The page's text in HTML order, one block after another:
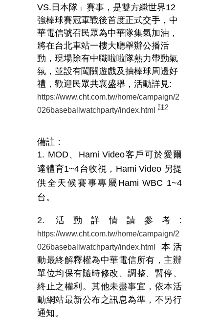
VS. 日本隊」賽事，是雙方繼世界12
強棒球賽冠軍戰後首度正式交手，中
華電信號召民眾為中華隊集氣加油，
將在台北車站一樓大廳舉辦公播活
動，現場除有中職啦啦隊熱力帶動氣
氛，並設有闖關遊戲及抽棒球周邊好
禮，歡迎民眾共襄盛舉，活動詳見:
https://www.cht.com.tw/home/campaign/2
026baseballwatchparty/index.html 註2
備註：
1. MOD、 Hami Video客戶可於愛爾
達體育1~4台收視， Hami Video 另提
供全天候賽事專屬 Hami WBC 1~4
台。
2. 活動詳情請參考 :
https://www.cht.com.tw/home/campaign/2
026baseballwatchparty/index.html
本活
動最終解釋權為中華電信所有，主辦
單位均保有隨時修改、調整、暫停、
終止之權利。其他未盡事宜，依本活
動網站最新公布之訊息為準，不另行
通知。